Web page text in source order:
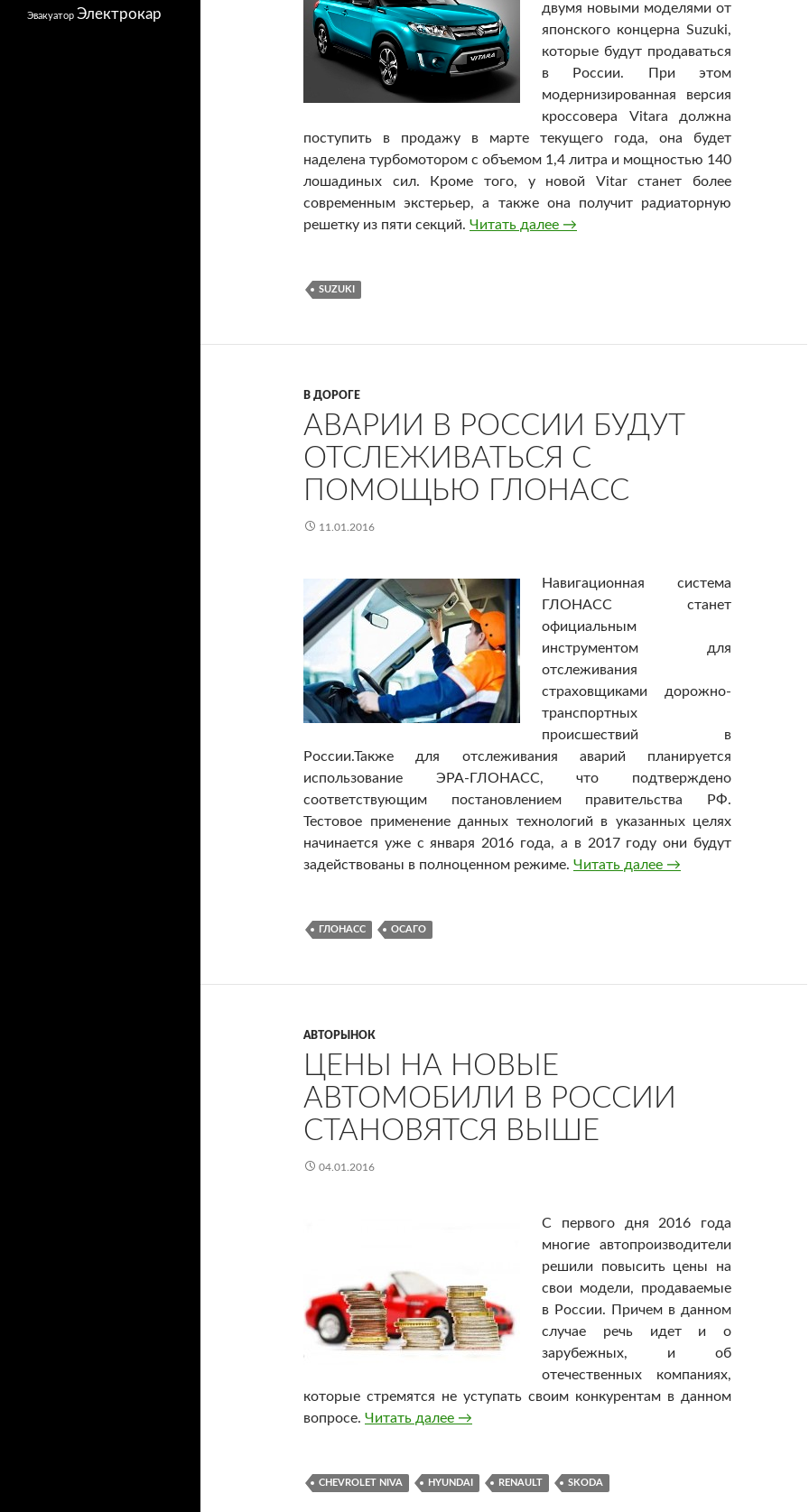
двумя новыми моделями от
японского концерна Suzuki,
которые будут продаваться
в России. При этом
модернизированная версия
кроссовера Vitara должна
поступить в продажу в марте текущего года, она будет
наделена турбомотором с объемом 1,4 литра и мощностью 140
лошадиных сил. Кроме того, у новой Vitar станет более
современным экстерьер, а также она получит радиаторную
решетку из пяти секций. Читать далее В 2016 году в России будут
→
SUZUKI
В ДОРОГЕ
АВАРИИ В РОССИИ БУДУТ
ОТСЛЕЖИВАТЬСЯ С
ПОМОЩЬЮ ГЛОНАСС
11.01.2016
Навигационная система
ГЛОНАСС станет
официальным
инструментом для
отслеживания
страховщиками дорожно-
транспортных
происшествий в
России.Также для отслеживания аварий планируется
использование ЭРА-ГЛОНАСС, что подтверждено
соответствующим постановлением правительства РФ.
Тестовое применение данных технологий в указанных целях
начинается уже с января 2016 года, а в 2017 году они будут
задействованы в полноценном режиме. Читать далее Аварии в России
→
ГЛОНАСС ОСАГО
АВТОРЫНОК
ЦЕНЫ НА НОВЫЕ
АВТОМОБИЛИ В РОССИИ
СТАНОВЯТСЯ ВЫШЕ
04.01.2016
С первого дня 2016 года
многие автопроизводители
решили повысить цены на
свои модели, продаваемые
в России. Причем в данном
случае речь идет и о
зарубежных, и об
отечественных компаниях,
которые стремятся не уступать своим конкурентам в данном
вопросе. Читать далее Цены на новые автомобили в России становятся
→
CHEVROLET NIVA HYUNDAI RENAULT SKODA
Эвакуатор Электрокар